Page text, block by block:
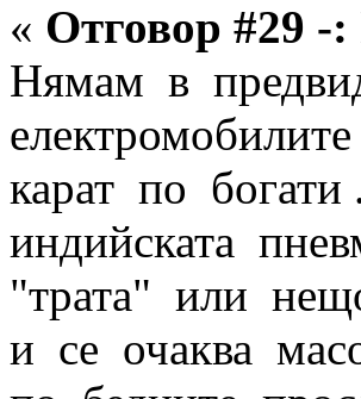
« Отговор #29 -:
Нямам в
карат по
индийската
"трата" или
и се очаква